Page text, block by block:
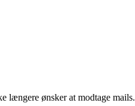
længere ønsker at modtage mails.